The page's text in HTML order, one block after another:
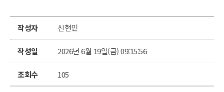
작성자 신현민
작성일 2026년 6월 19일(금) 09:15:56
조회수 105